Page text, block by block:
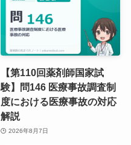
【第110回薬剤師国家試
験】問146 医療事故調査制
度における医療事故の対応
解説
2026年8月7日